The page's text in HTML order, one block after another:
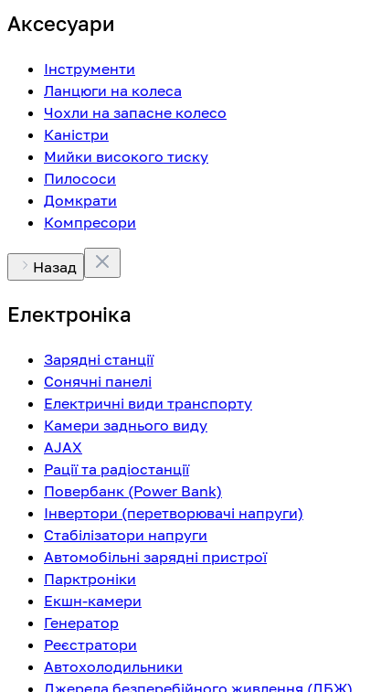
Аксесуари
Інструменти
Ланцюги на колеса
Чохли на запасне колесо
Каністри
Мийки високого тиску
Пилососи
Домкрати
Компресори
Назад
Електроніка
Зарядні станції
Сонячні панелі
Електричні види транспорту
Камери заднього виду
AJAX
Рації та радіостанції
Повербанк (Power Bank)
Інвертори (перетворювачі напруги)
Стабілізатори напруги
Автомобільні зарядні пристрої
Парктроніки
Екшн-камери
Генератор
Реєстратори
Автохолодильники
Джерела безперебійного живлення (ДБЖ)